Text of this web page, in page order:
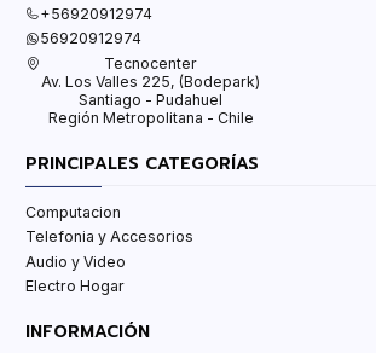
+56920912974
56920912974
Tecnocenter
Av. Los Valles 225, (Bodepark)
Santiago - Pudahuel
Región Metropolitana - Chile
PRINCIPALES CATEGORÍAS
Computacion
Telefonia y Accesorios
Audio y Video
Electro Hogar
INFORMACIÓN